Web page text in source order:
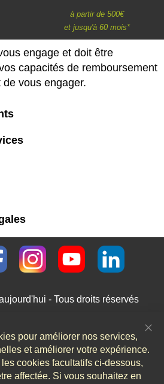
à partir de 500€
et jusqu'à 60 mois*
engage et doit être
capacités de remboursement
de vous engager.
- Tous droits réservés
pour améliorer nos services,
et améliorer votre expérience.
cookies facultatifs ci-dessous,
affectée. Si vous souhaitez en